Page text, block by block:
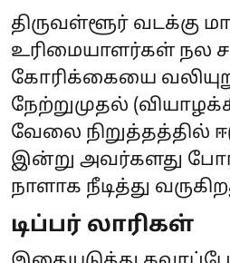
திருவள்ளூர் வடக்கு
உரிமையாளர்கள் நல
கோரிக்கையை
நேற்றுமுதல்
வேலை நிறுத்தத்தில்
இன்று அவர்களது
நாளாக நீடித்து
டிப்பர் லாரிகள்